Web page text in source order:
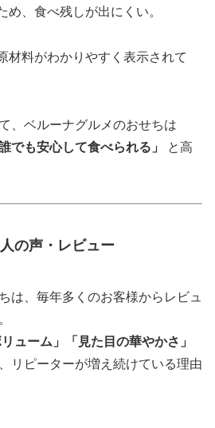
め、食べ残しが出にくい。
材料がわかりやすく表示されて
、ベルーナグルメのおせちは
でも安心して食べられる」
と高
の声・レビュー
は、毎年多くのお客様からレビュ
リューム」「見た目の華やかさ」
リピーターが増え続けている理由